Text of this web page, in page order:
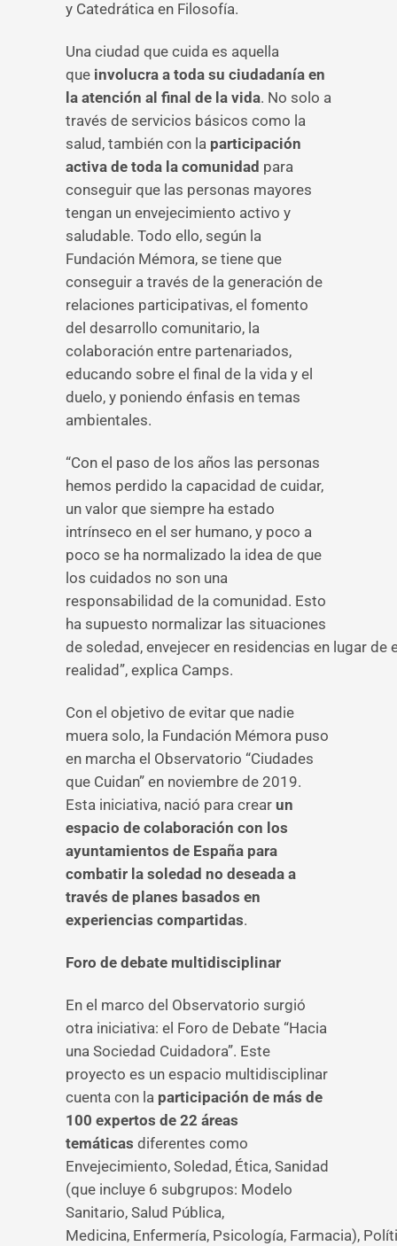
y Catedrática en Filosofía.
Una ciudad que cuida es aquella
que involucra a toda su ciudadanía en
la atención al final de la vida. No solo a
través de servicios básicos como la
salud, también con la participación
activa de toda la comunidad para
conseguir que las personas mayores
tengan un envejecimiento activo y
saludable. Todo ello, según la
Fundación Mémora, se tiene que
conseguir a través de la generación de
relaciones participativas, el fomento
del desarrollo comunitario, la
colaboración entre partenariados,
educando sobre el final de la vida y el
duelo, y poniendo énfasis en temas
ambientales.
“Con el paso de los años las personas
hemos perdido la capacidad de cuidar,
un valor que siempre ha estado
intrínseco en el ser humano, y poco a
poco se ha normalizado la idea de que
los cuidados no son una
responsabilidad de la comunidad. Esto
ha supuesto normalizar las situaciones
de soledad, envejecer en residencias en lugar
realidad”, explica Camps.
Con el objetivo de evitar que nadie
muera solo, la Fundación Mémora puso
en marcha el Observatorio “Ciudades
que Cuidan” en noviembre de 2019.
Esta iniciativa, nació para crear un
espacio de colaboración con los
ayuntamientos de España para
combatir la soledad no deseada a
través de planes basados en
experiencias compartidas.
Foro de debate multidisciplinar
En el marco del Observatorio surgió
otra iniciativa: el Foro de Debate “Hacia
una Sociedad Cuidadora”. Este
proyecto es un espacio multidisciplinar
cuenta con la participación de más de
100 expertos de 22 áreas
temáticas diferentes como
Envejecimiento, Soledad, Ética, Sanidad
(que incluye 6 subgrupos: Modelo
Sanitario, Salud Pública,
Medicina, Enfermería, Psicología, Farmacia),